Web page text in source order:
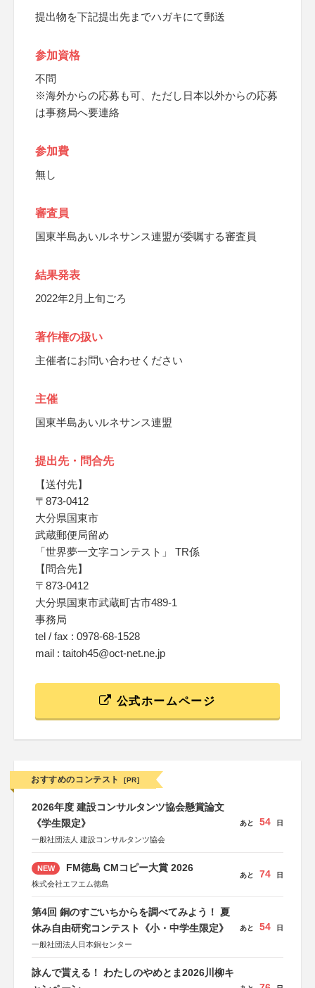
提出物を下記提出先までハガキにて郵送
参加資格
不問
※海外からの応募も可、ただし日本以外からの応募
は事務局へ要連絡
参加費
無し
審査員
国東半島あいルネサンス連盟が委嘱する審査員
結果発表
2022年2月上旬ごろ
著作権の扱い
主催者にお問い合わせください
主催
国東半島あいルネサンス連盟
提出先・問合先
【送付先】
〒873-0412
大分県国東市
武蔵郵便局留め
「世界夢一文字コンテスト」 TR係
【問合先】
〒873-0412
大分県国東市武蔵町古市489-1
事務局
tel / fax : 0978-68-1528
mail : taitoh45@oct-net.ne.jp
公式ホームページ
おすすめのコンテスト [PR]
2026年度 建設コンサルタンツ協会懸賞論文
《学生限定》
一般社団法人 建設コンサルタンツ協会
あと 54 日
NEW FM徳島 CMコピー大賞 2026
株式会社エフエム徳島
あと 74 日
第4回 銅のすごいちからを調べてみよう！ 夏
休み自由研究コンテスト《小・中学生限定》
一般社団法人日本銅センター
あと 54 日
詠んで貰える！ わたしのやめとま2026川柳キ